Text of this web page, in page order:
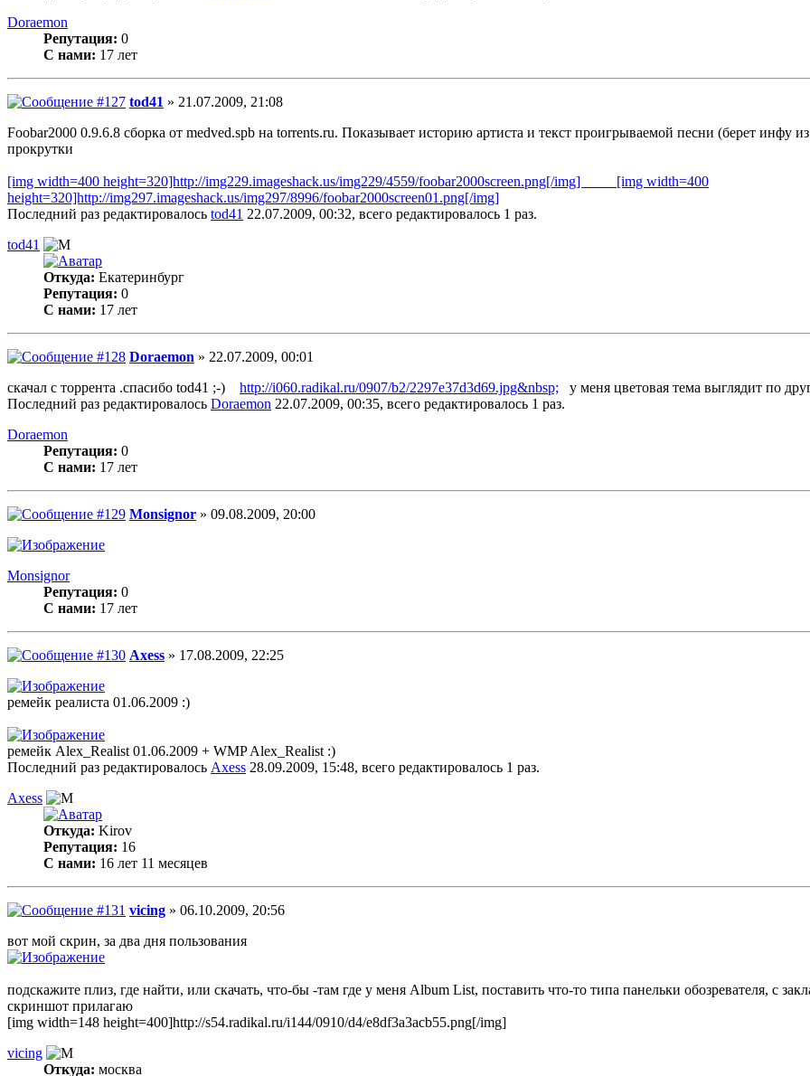
Doraemon
Репутация: 0
С нами: 17 лет
tod41 » 21.07.2009, 21:08
Foobar2000 0.9.6.8 сборка от medved.spb на torrents.ru. Показывает историю артиста и текст проигрываемой песни (берет инфу
прокрутки
[img width=400 height=320]http://img229.imageshack.us/img229/4559/foobar2000screen.png[/img] [img width=400
height=320]http://img297.imageshack.us/img297/8996/foobar2000screen01.png[/img]
Последний раз редактировалось tod41 22.07.2009, 00:32, всего редактировалось 1 раз.
tod41
Откуда: Екатеринбург
Репутация: 0
С нами: 17 лет
Doraemon » 22.07.2009, 00:01
скачал с торрента .спасибо tod41 ;-) http://i060.radikal.ru/0907/b2/2297e37d3d69.jpg&nbsp; у меня цветовая тема выглядит по
Последний раз редактировалось Doraemon 22.07.2009, 00:35, всего редактировалось 1 раз.
Doraemon
Репутация: 0
С нами: 17 лет
Monsignor » 09.08.2009, 20:00
Monsignor
Репутация: 0
С нами: 17 лет
Axess » 17.08.2009, 22:25
ремейк реалиста 01.06.2009 :)
ремейк Alex_Realist 01.06.2009 + WMP Alex_Realist :)
Последний раз редактировалось Axess 28.09.2009, 15:48, всего редактировалось 1 раз.
Axess
Откуда: Kirov
Репутация: 16
С нами: 16 лет 11 месяцев
vicing » 06.10.2009, 20:56
вот мой скрин, за два дня пользования
подскажите плиз, где найти, или скачать, что-бы -там где у меня Album List, поставить что-то типа панельки обозревателя, с
скриншот прилагаю
[img width=148 height=400]http://s54.radikal.ru/i144/0910/d4/e8df3a3acb55.png[/img]
vicing
Откуда: москва